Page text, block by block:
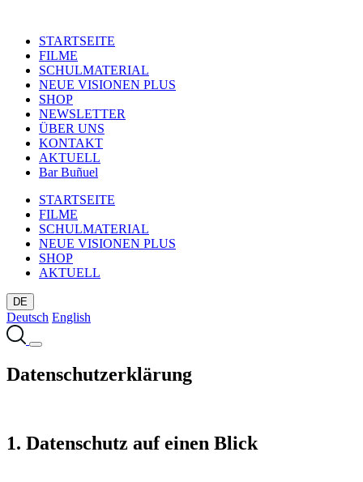
STARTSEITE
FILME
SCHULMATERIAL
NEUE VISIONEN PLUS
SHOP
NEWSLETTER
ÜBER UNS
KONTAKT
AKTUELL
Bar Buñuel
STARTSEITE
FILME
SCHULMATERIAL
NEUE VISIONEN PLUS
SHOP
AKTUELL
DE
Deutsch English
Datenschutz­erklärung
1. Datenschutz auf einen Blick